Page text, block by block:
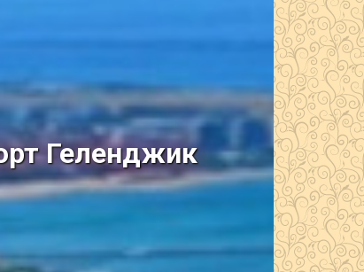
Геленджик